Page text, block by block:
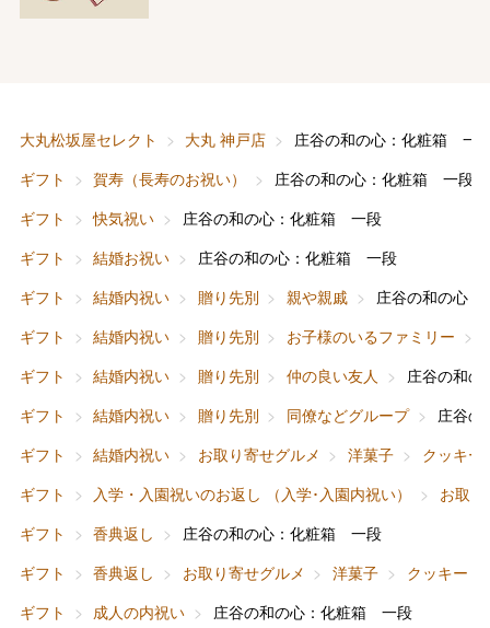
大丸松坂屋セレクト 大丸 神戸店
庄谷の和の心：化粧箱 一
ギフト
賀寿（長寿のお祝い）
庄谷の和の心：化粧箱 一段
ギフト
快気祝い
庄谷の和の心：化粧箱 一段
ギフト
結婚お祝い
庄谷の和の心：化粧箱 一段
ギフト
結婚内祝い 贈り先別 親や親戚
庄谷の和の心
ギフト
結婚内祝い 贈り先別 お子様のいるファミリー
ギフト
結婚内祝い 贈り先別 仲の良い友人
庄谷の和
ギフト
結婚内祝い 贈り先別 同僚などグループ
庄谷
ギフト
結婚内祝い お取り寄せグルメ 洋菓子
クッキー
ギフト
入学・入園祝いのお返し （入学･入園内祝い）
お取
ギフト
香典返し
庄谷の和の心：化粧箱 一段
ギフト
香典返し お取り寄せグルメ 洋菓子
クッキー・
ギフト
成人の内祝い
庄谷の和の心：化粧箱 一段